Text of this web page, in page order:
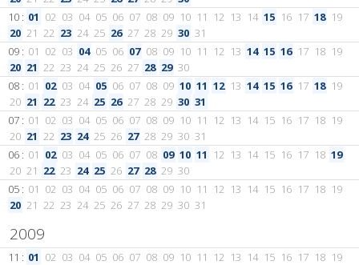
10 : 01 02 03 04 05 06 07 08 09 10 11 12 13 14 15 16 17 18 19
20 21 22 23 24 25 26 27 28 29 30 31
09 : 01 02 03 04 05 06 07 08 09 10 11 12 13 14 15 16 17 18 19
20 21 22 23 24 25 26 27 28 29 30
08 : 01 02 03 04 05 06 07 08 09 10 11 12 13 14 15 16 17 18 19
20 21 22 23 24 25 26 27 28 29 30 31
07 : 01 02 03 04 05 06 07 08 09 10 11 12 13 14 15 16 17 18 19
20 21 22 23 24 25 26 27 28 29 30 31
06 : 01 02 03 04 05 06 07 08 09 10 11 12 13 14 15 16 17 18 19
20 21 22 23 24 25 26 27 28 29 30
05 : 01 02 03 04 05 06 07 08 09 10 11 12 13 14 15 16 17 18 19
20 21 22 23 24 25 26 27 28 29 30 31
2009
11 : 01 02 03 04 05 06 07 08 09 10 11 12 13 14 15 16 17 18 19